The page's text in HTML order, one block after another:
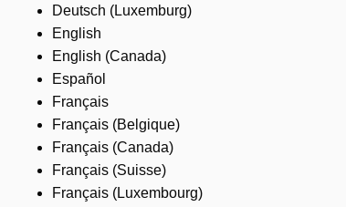
Deutsch (Luxemburg)
English
English (Canada)
Español
Français
Français (Belgique)
Français (Canada)
Français (Suisse)
Français (Luxembourg)